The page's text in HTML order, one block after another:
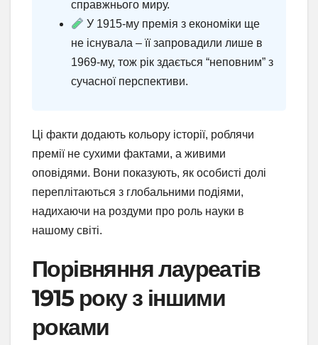
справжнього миру.
У 1915-му премія з економіки ще
не існувала – її запровадили лише в
1969-му, тож рік здається “неповним” з
сучасної перспективи.
Ці факти додають кольору історії, роблячи
премії не сухими фактами, а живими
оповідями. Вони показують, як особисті долі
переплітаються з глобальними подіями,
надихаючи на роздуми про роль науки в
нашому світі.
Порівняння лауреатів
1915 року з іншими
роками